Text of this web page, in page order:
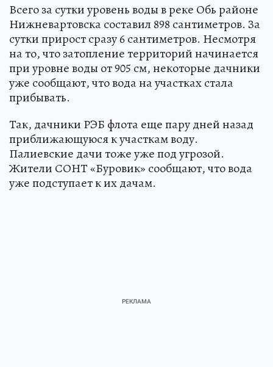
Всего за сутки уровень воды в реке Обь районе
Нижневартовска составил 898 сантиметров. За
сутки прирост сразу 6 сантиметров. Несмотря
на то, что затопление территорий начинается
при уровне воды от 905 см, некоторые дачники
уже сообщают, что вода на участках стала
прибывать.
Так, дачники РЭБ флота еще пару дней назад
приближающуюся к участкам воду.
Палиевские дачи тоже уже под угрозой.
Жители СОНТ «Буровик» сообщают, что вода
уже подступает к их дачам.